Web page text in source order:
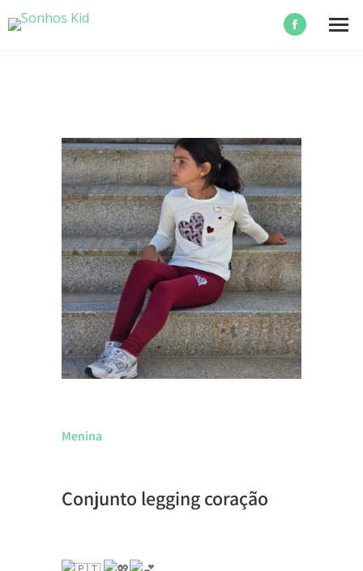
Menina
Conjunto legging coração